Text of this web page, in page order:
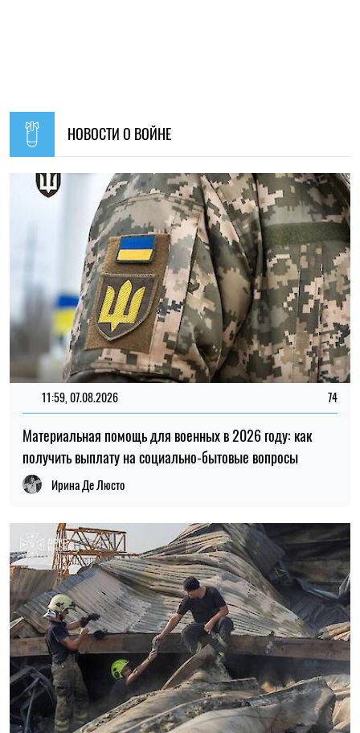
НОВОСТИ О ВОЙНЕ
11:59, 07.08.2026 74
Материальная помощь для военных в 2026 году: как
получить выплату на социально-бытовые вопросы
Ирина Де Люсто